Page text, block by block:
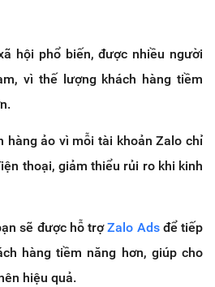
hội phổ biến, được nhiều người
vì thế lượng khách hàng tiềm
hàng ảo vì mỗi tài khoản Zalo chỉ
thoại, giảm thiểu rủi ro khi kinh
sẽ được hỗ trợZalo Adsđể tiếp
hàng tiềm năng hơn, giúp cho
hiệu quả.